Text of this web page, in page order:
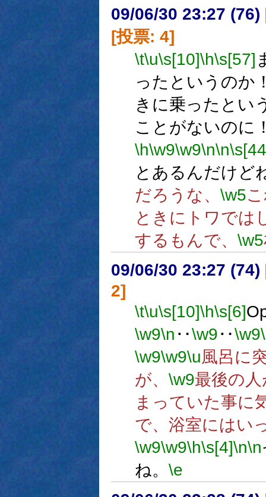
09/06/30 23:27 (76)
[投票: 4]
\t\u\s[10]\h\s[57]
ったというのか
きに乗ったとい
ことがないのに
\h\w9\w9\n\n
とあるんだけど
だろうな、 \w5
ときにトワでは
するもんで、 \w5
09/06/30 23:27 (74)
2]
\t\u\s[10]\h\s[6]
\w9\n ‥\w9‥\w9
\w9\w9\u風呂に
が、 \w9最後の
まっていた事に
で、浴室にはい
\w9\w9\h\s[4]\n\n
ね。 \e